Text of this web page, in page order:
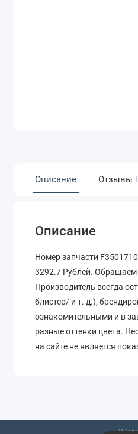
Описание Отзывы
Описание
Номер запчасти
3292.7 Рублей. Обращаем
Производитель всегда
блистер/ и т. д.),
ознакомительными и в
разные оттенки цвета.
на сайте не является